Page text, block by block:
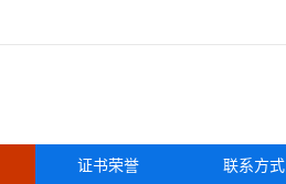
证书荣誉 联系方式